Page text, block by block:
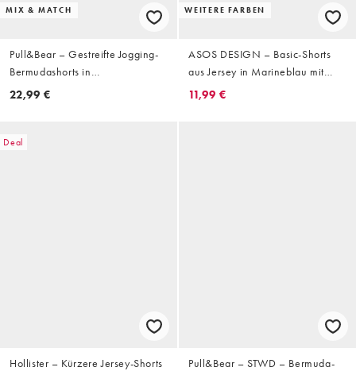
MIX & MATCH
Pull&Bear – Gestreifte Jogging-
Bermudashorts in
Weiß/Marineblau
22,99 €
WEITERE FARBEN
ASOS DESIGN – Basic-Shorts
aus Jersey in Marineblau mit
Oversize-Schnitt, Kombiteil
11,99 €
Deal
Hollister – Kürzere Jersey-Shorts
Pull&Bear – STWD – Bermuda-